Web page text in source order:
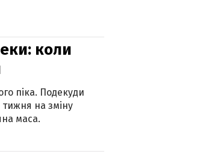
коли
піка. Подекуди
тижня на зміну
маса.